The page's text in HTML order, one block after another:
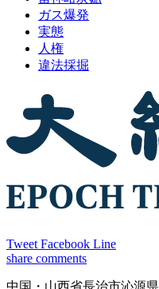
ガス爆発
実態
人権
違法採掘
Tweet Facebook Line
share comments